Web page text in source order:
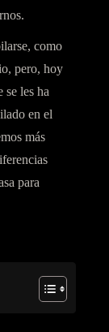
.
como
pero, hoy
se les ha
en el
más
para